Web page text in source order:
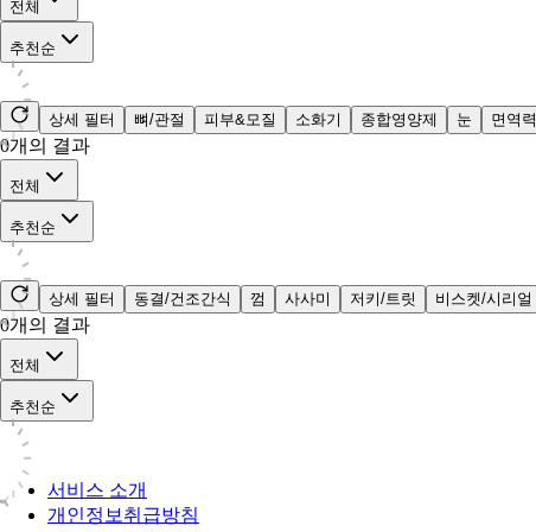
전체
추천순
상세 필터 뼈/관절 피부&모질 소화기 종합영양제 눈 면역력
0개의 결과
전체
추천순
상세 필터 동결/건조간식 껌 사사미 저키/트릿 비스켓/시리얼
0개의 결과
전체
추천순
서비스 소개
개인정보취급방침